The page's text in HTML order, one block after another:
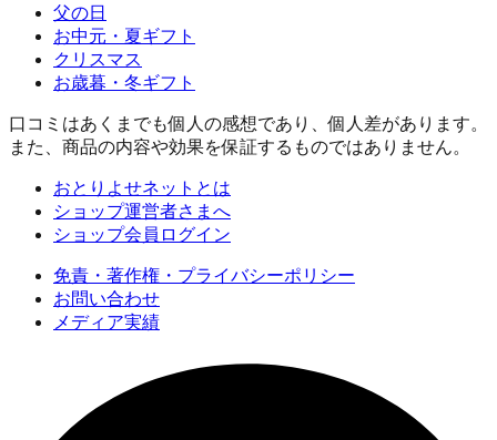
父の日
お中元・夏ギフト
クリスマス
お歳暮・冬ギフト
口コミはあくまでも個人の感想であり、個人差があります。
また、商品の内容や効果を保証するものではありません。
おとりよせネットとは
ショップ運営者さまへ
ショップ会員ログイン
免責・著作権・プライバシーポリシー
お問い合わせ
メディア実績